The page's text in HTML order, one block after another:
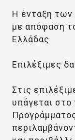
Η ένταξη των
με απόφαση
Ελλάδας
Επιλέξιμες
Στις
υπάγεται στο